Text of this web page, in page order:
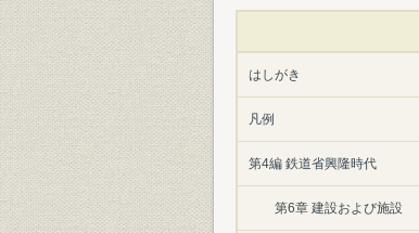
はしがき
凡例
第4編 鉄道省興隆時代
第6章 建設および施設